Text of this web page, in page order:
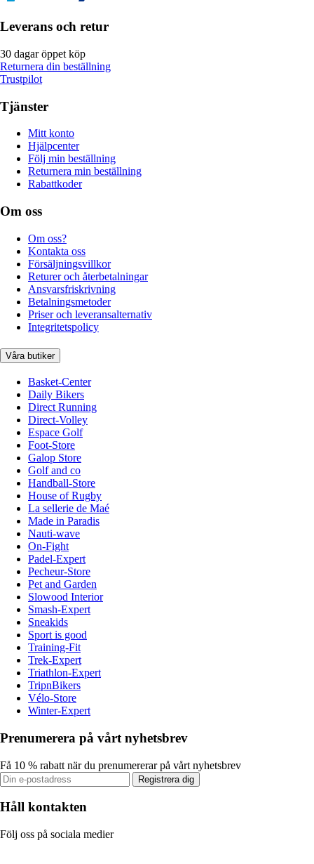
Leverans och retur
30 dagar öppet köp
Returnera din beställning
Trustpilot
Tjänster
Mitt konto
Hjälpcenter
Följ min beställning
Returnera min beställning
Rabattkoder
Om oss
Om oss?
Kontakta oss
Försäljningsvillkor
Returer och återbetalningar
Ansvarsfriskrivning
Betalningsmetoder
Priser och leveransalternativ
Integritetspolicy
Våra butiker
Basket-Center
Daily Bikers
Direct Running
Direct-Volley
Espace Golf
Foot-Store
Galop Store
Golf and co
Handball-Store
House of Rugby
La sellerie de Maé
Made in Paradis
Nauti-wave
On-Fight
Padel-Expert
Pecheur-Store
Pet and Garden
Slowood Interior
Smash-Expert
Sneakids
Sport is good
Training-Fit
Trek-Expert
Triathlon-Expert
TripnBikers
Vélo-Store
Winter-Expert
Prenumerera på vårt nyhetsbrev
Få 10 % rabatt när du prenumererar på vårt nyhetsbrev
Registrera dig
Håll kontakten
Följ oss på sociala medier